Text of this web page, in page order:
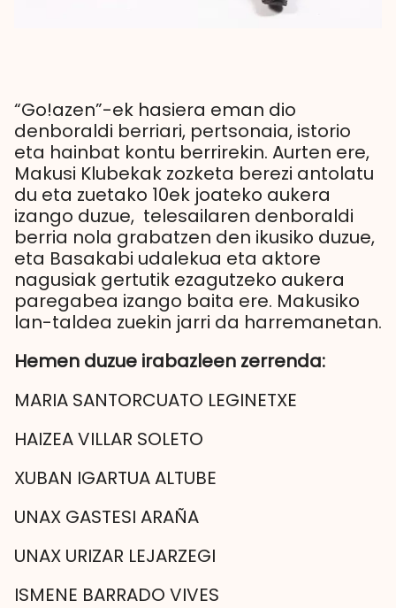
“Go!azen”-ek hasiera eman dio
denboraldi berriari, pertsonaia, istorio
eta hainbat kontu berrirekin. Aurten ere,
Makusi Klubekak zozketa berezi antolatu
du eta zuetako 10ek joateko aukera
izango duzue, telesailaren denboraldi
berria nola grabatzen den ikusiko duzue,
eta Basakabi udalekua eta aktore
nagusiak gertutik ezagutzeko aukera
paregabea izango baita ere. Makusiko
lan-taldea zuekin jarri da harremanetan.
Hemen duzue irabazleen zerrenda:
MARIA SANTORCUATO LEGINETXE
HAIZEA VILLAR SOLETO
XUBAN IGARTUA ALTUBE
UNAX GASTESI ARAÑA
UNAX URIZAR LEJARZEGI
ISMENE BARRADO VIVES